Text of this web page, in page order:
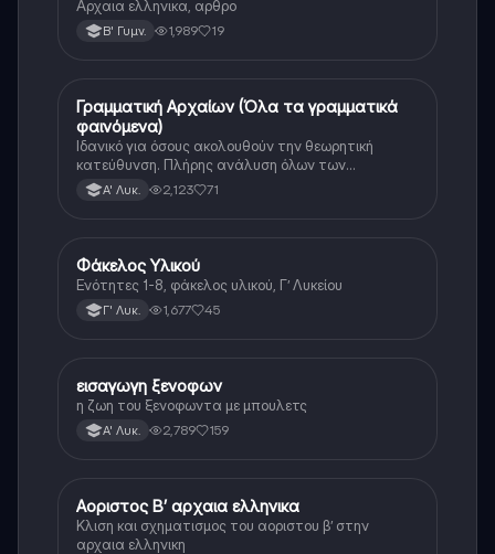
Αρχαια ελληνικα, αρθρο
Β' Γυμν. 1,989 19
Αρχαία Ελληνικά
Γραμματική Αρχαίων (Όλα τα γραμματικά
φαινόμενα)
Ιδανικό για όσους ακολουθούν την θεωρητική
κατεύθυνση. Πλήρης ανάλυση όλων των
γραμματικών φαινομένων της αρχαίας Ελληνικής.
Α' Λυκ. 2,123 71
Αρχαία Ελληνικά
Φάκελος Υλικού
Ενότητες 1-8, φάκελος υλικού, Γ’ Λυκείου
Γ' Λυκ. 1,677 45
Αρχαία Ελληνικά
εισαγωγη ξενοφων
η ζωη του ξενοφωντα με μπουλετς
Α' Λυκ. 2,789 159
Αρχαία Ελληνικά
Αοριστος Β’ αρχαια ελληνικα
Κλιση και σχηματισμος του αοριστου β’ στην
αρχαια ελληνικη